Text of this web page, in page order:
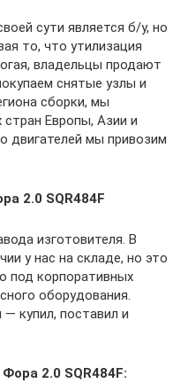
сути является б/у, но
то, что утилизация
владельцы продают
снятые узлы и
сборки, мы
стран Европы, Азии и
двигателей мы привозим
2.0 SQR484F
изготовителя. В
у нас на складе, но это
под корпоративных
оборудования.
купил, поставил и
2.0 SQR484F: